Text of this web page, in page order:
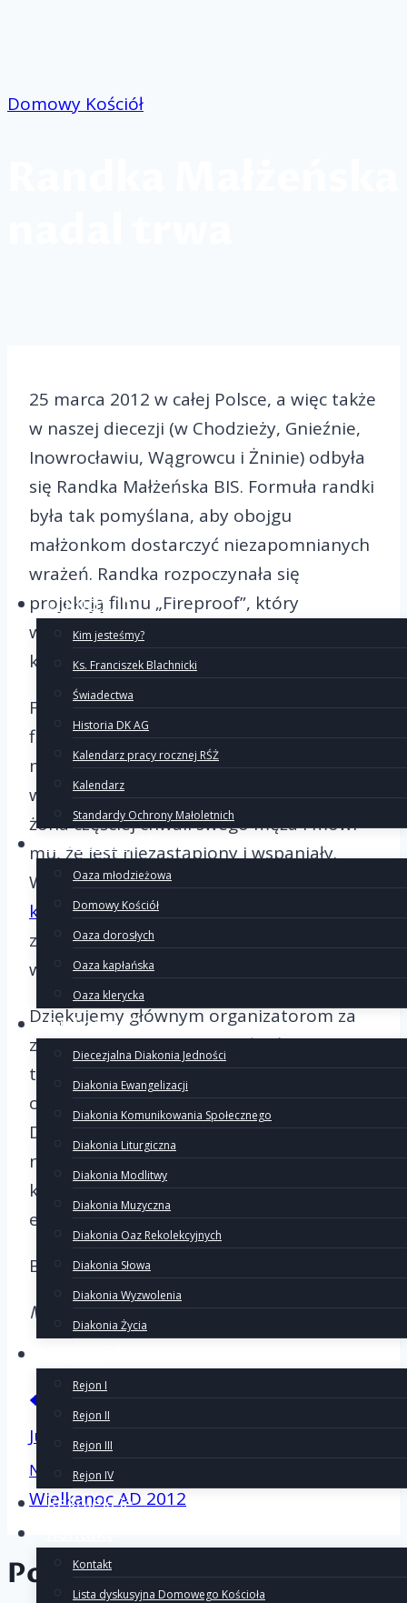
O Ruchu
Kim jesteśmy?
Ks. Franciszek Blachnicki
Świadectwa
Historia DK AG
Kalendarz pracy rocznej RŚŻ
Kalendarz
Standardy Ochrony Małoletnich
Wspólnoty
Oaza młodzieżowa
Domowy Kościół
Oaza dorosłych
Oaza kapłańska
Oaza klerycka
Diakonie
Diecezjalna Diakonia Jedności
Diakonia Ewangelizacji
Diakonia Komunikowania Społecznego
Diakonia Liturgiczna
Diakonia Modlitwy
Diakonia Muzyczna
Diakonia Oaz Rekolekcyjnych
Diakonia Słowa
Diakonia Wyzwolenia
Diakonia Życia
Rejon I
Rejon II
Rejon III
Rejon IV
Rekolekcje
Kontakt
Lista dyskusyjna Domowego Kościoła
Domowy Kościół
25 marca 2012 w całej Polsce, a więc także
w naszej diecezji (w Chodzieży, Gnieźnie,
Inowrocławiu, Wągrowcu i Żninie) odbyła
się Randka Małżeńska BIS. Formuła randki
była tak pomyślana, aby obojgu
małżonkom dostarczyć niezapomnianych
wrażeń. Randka rozpoczynała się
projekcją filmu „Fireproof”, który
wprowadził uczestników w temat
komunikacji małżeńskiej.
Film „Fireproof” nosi się w sercu, bo to
film o nas. Owoce filmu i randki trwają:
mąż mniej siedzi przed komputerem,
więcej pomaga w domowych sprawach,
żona częściej chwali swego męża i mówi
mu, że jest niezastąpiony i wspaniały.
Warto jednak zapisać się na
komunikacji małżeńskiej
zrozumieć siebie i swojego
współmałżonka.
Dziękujemy głównym organizatorom za
zorganizowanie Randki Małżeńskiej, a
także Danusi, która zapaliła nas do
organizowania randki w naszej diecezji.
Dziękujemy wszystkim, którzy zachęcali,
namawiali znajomych, a szczególnie tym,
którzy skorzystali z tak wspaniałej formy
ewangelizacji.
Bóg zapłać za wszelkie dobro!
Maria Lewandowska
wpisu
Poprzedni
Już po rozgrywkach
Następny
Wielkanoc AD 2012
Podobne wpisy